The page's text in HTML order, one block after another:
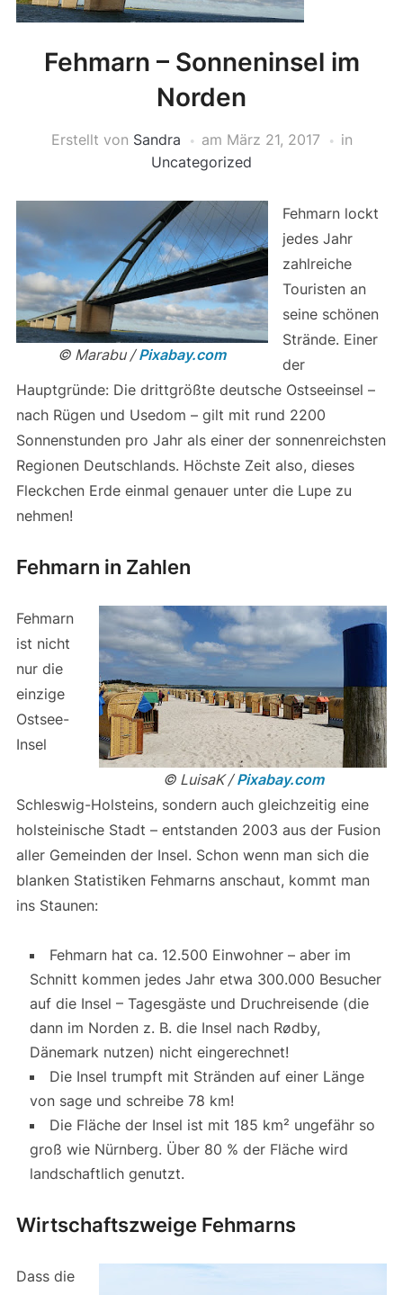
Fehmarn – Sonneninsel im
Norden
Erstellt von Sandra am März 21, 2017
in
Uncategorized
© Marabu /Pixabay.com
Fehmarn lockt
jedes Jahr
zahlreiche
Touristen an
seine schönen
Strände. Einer
der
Hauptgründe: Die drittgrößte deutsche Ostseeinsel –
nach Rügen und Usedom – gilt mit rund 2200
Sonnenstunden pro Jahr als einer der sonnenreichsten
Regionen Deutschlands. Höchste Zeit also, dieses
Fleckchen Erde einmal genauer unter die Lupe zu
nehmen!
Fehmarn in Zahlen
© LuisaK /Pixabay.com
Fehmarn
ist nicht
nur die
einzige
Ostsee-
Insel
Schleswig-Holsteins, sondern auch gleichzeitig eine
holsteinische Stadt – entstanden 2003 aus der Fusion
aller Gemeinden der Insel. Schon wenn man sich die
blanken Statistiken Fehmarns anschaut, kommt man
ins Staunen:
Fehmarn hat ca. 12.500 Einwohner – aber im
Schnitt kommen jedes Jahr etwa 300.000 Besucher
auf die Insel – Tagesgäste und Druchreisende (die
dann im Norden z. B. die Insel nach Rødby,
Dänemark nutzen) nicht eingerechnet!
Die Insel trumpft mit Stränden auf einer Länge
von sage und schreibe 78 km!
Die Fläche der Insel ist mit 185 km² ungefähr so
groß wie Nürnberg. Über 80 % der Fläche wird
landschaftlich genutzt.
Wirtschaftszweige Fehmarns
Dass die